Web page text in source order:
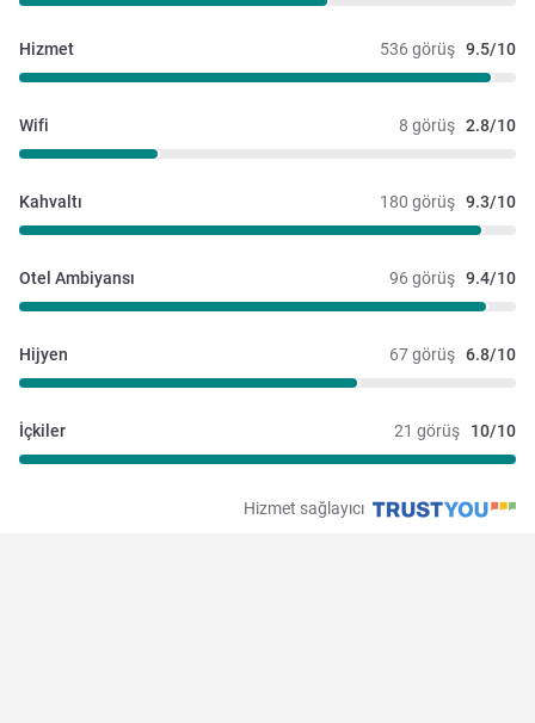
536 görüş 9.5/10
Hizmet
8 görüş 2.8/10
Wifi
180 görüş 9.3/10
Kahvaltı
96 görüş 9.4/10
Otel Ambiyansı
67 görüş 6.8/10
Hijyen
21 görüş 10/10
İçkiler
Hizmet sağlayıcı